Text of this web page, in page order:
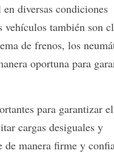
diversas condiciones
también son
de frenos, los
oportuna para
para garantizar el
cargas desiguales y
de manera firme y